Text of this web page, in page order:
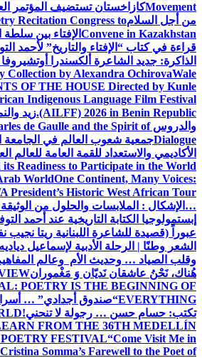
Movementكازاخستان تستضيف المؤتمر
من أجل السلامRecitation Congress to
Convene in Kazakhstan الإفتاء بين
قراءة في كتاب “الإفتاء والتاريخ” لأحمد
الذاكرة: جديد الشاعرة ألكسندرا أوتشيروفا
Collection by Alexandra OchirovaWale
OF THE HOUSE Directed by Kunle
Indigenous Language Film Festival
(AILFF) 2026 in Benin Republic. زيد
والدروسde Gaulle and the Spirit of
Dialogueجمعية شعوب العالم في الجامعة
الأكاديمي والاستعداد للقمة العامة للعالم
its Readiness to Participate in the World
WorldOne Continent, Many Voices:
President’s Historic West African Tour
…الإشكال : الملابسات والحلول من
إبستمولوجيا الكتابة التاريخية عند أحمد
عبوراً (قصيدة للشاعرة اللبنانية ريتا نجيب
الشعر وطنًا | الرحلة الأدبية لإسماعيل
وقلب الصياد … وحديث الأم وعالم
هُناك، نَحْنُ عاشقان نَديّان وَ مَغْموران
POETRY IS THE BEGINNING OF
EVERYTHING“صندوق أجدادي” …
تكتب: حسام حسن … رجولة لا تنحني!
FROM THE 36TH MEDELLÍN
FESTIVAL“Come Visit Me in
Somma’s Farewell to the Poet of